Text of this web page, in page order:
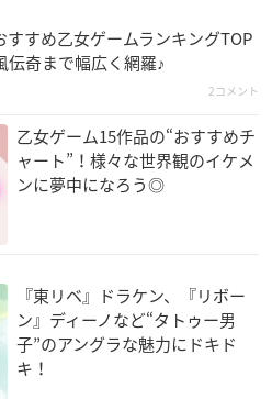
すすめ乙女ゲームランキングTOP
奇まで幅広く網羅♪
2コメント
乙女ゲーム15作品の“おすすめチ
ャート”！様々な世界観のイケメ
ンに夢中になろう◎
『東リベ』ドラケン、『リボー
ン』ディーノなど“タトゥー男
子”のアングラな魅力にドキド
キ！